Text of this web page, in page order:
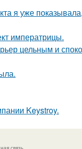
я уже
императрицы.
цельным и
Keystroy.
связь